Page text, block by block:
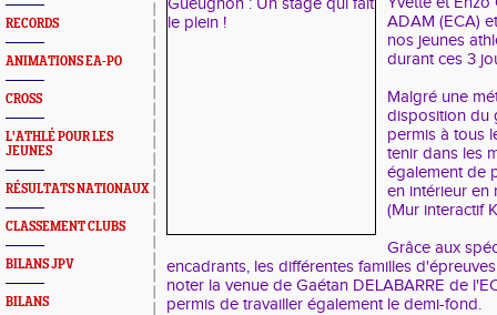
RECORDS
ANIMATIONS EA-PO
CROSS
L'ATHLÉ POUR LES
JEUNES
RÉSULTATS NATIONAUX
CLASSEMENT CLUBS
BILANS JPV
BILANS
ADAM (ECA)
nos jeunes
durant ces 3
Malgré une
disposition du
permis à tous
tenir dans les
également de
en intérieur en
(Mur interactif
Grâce aux
encadrants, les différentes familles
noter la venue de Gaétan DELABARRE de
permis de travailler également le demi-fond.